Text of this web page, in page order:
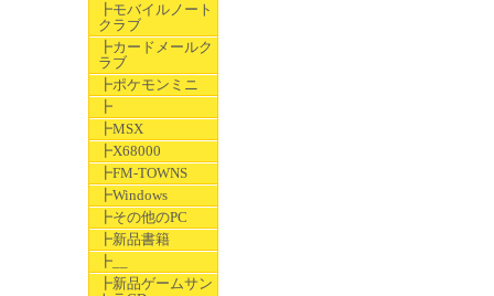
┣モバイルノート
クラブ
┣カードメールク
ラブ
┣ポケモンミニ
┣
┣MSX
┣X68000
┣FM-TOWNS
┣Windows
┣その他のPC
┣新品書籍
┣__
┣新品ゲームサン